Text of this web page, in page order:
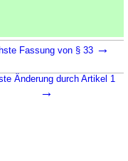
Fassung von § 33 →
Änderung durch Artikel 1
→